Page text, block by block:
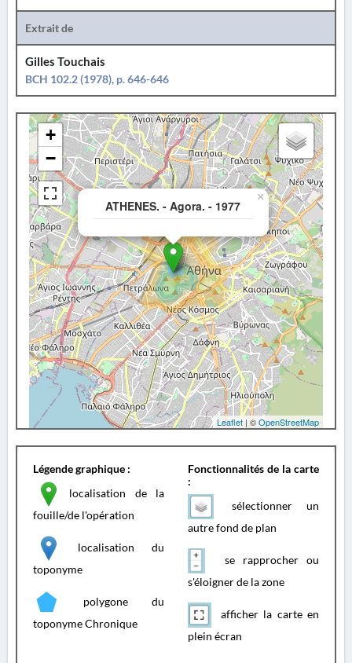
Extrait de
Gilles Touchais
BCH 102.2 (1978), p. 646-646
ATHENES. - Agora. - 1977
×
+
−
Leaflet| ©OpenStreetMap
Légende graphique :
localisation de la
fouille/de l'opération
localisation du
toponyme
polygone du
toponyme Chronique
Fonctionnalités de la carte
:
sélectionner un
autre fond de plan
se rapprocher ou
s'éloigner de la zone
afficher la carte en
plein écran